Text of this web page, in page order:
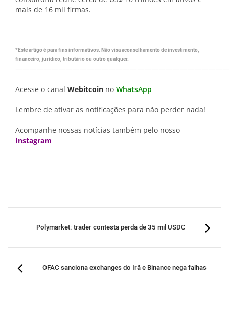
mais de 16 mil firmas.
*Este artigo é para fins informativos. Não visa aconselhamento de investimento,
financeiro, jurídico, tributário ou outro qualquer.
Acesse o canal Webitcoin no WhatsApp
Lembre de ativar as notificações para não perder nada!
Acompanhe nossas notícias também pelo nosso
Instagram
Polymarket: trader contesta perda de 35 mil USDC
OFAC sanciona exchanges do Irã e Binance nega falhas